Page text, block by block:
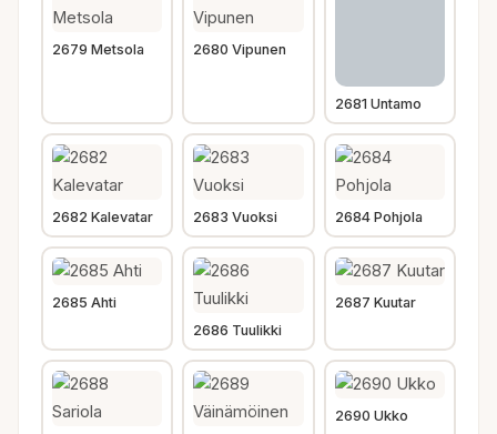
2679 Metsola 2680 Vipunen
2681 Untamo
2682 Kalevatar 2683 Vuoksi 2684 Pohjola
2685 Ahti
2686 Tuulikki
2687 Kuutar
2690 Ukko